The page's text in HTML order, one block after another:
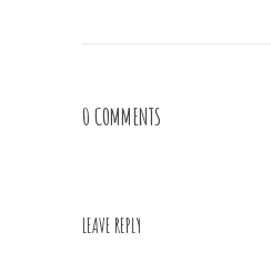
0 COMMENTS
LEAVE REPLY